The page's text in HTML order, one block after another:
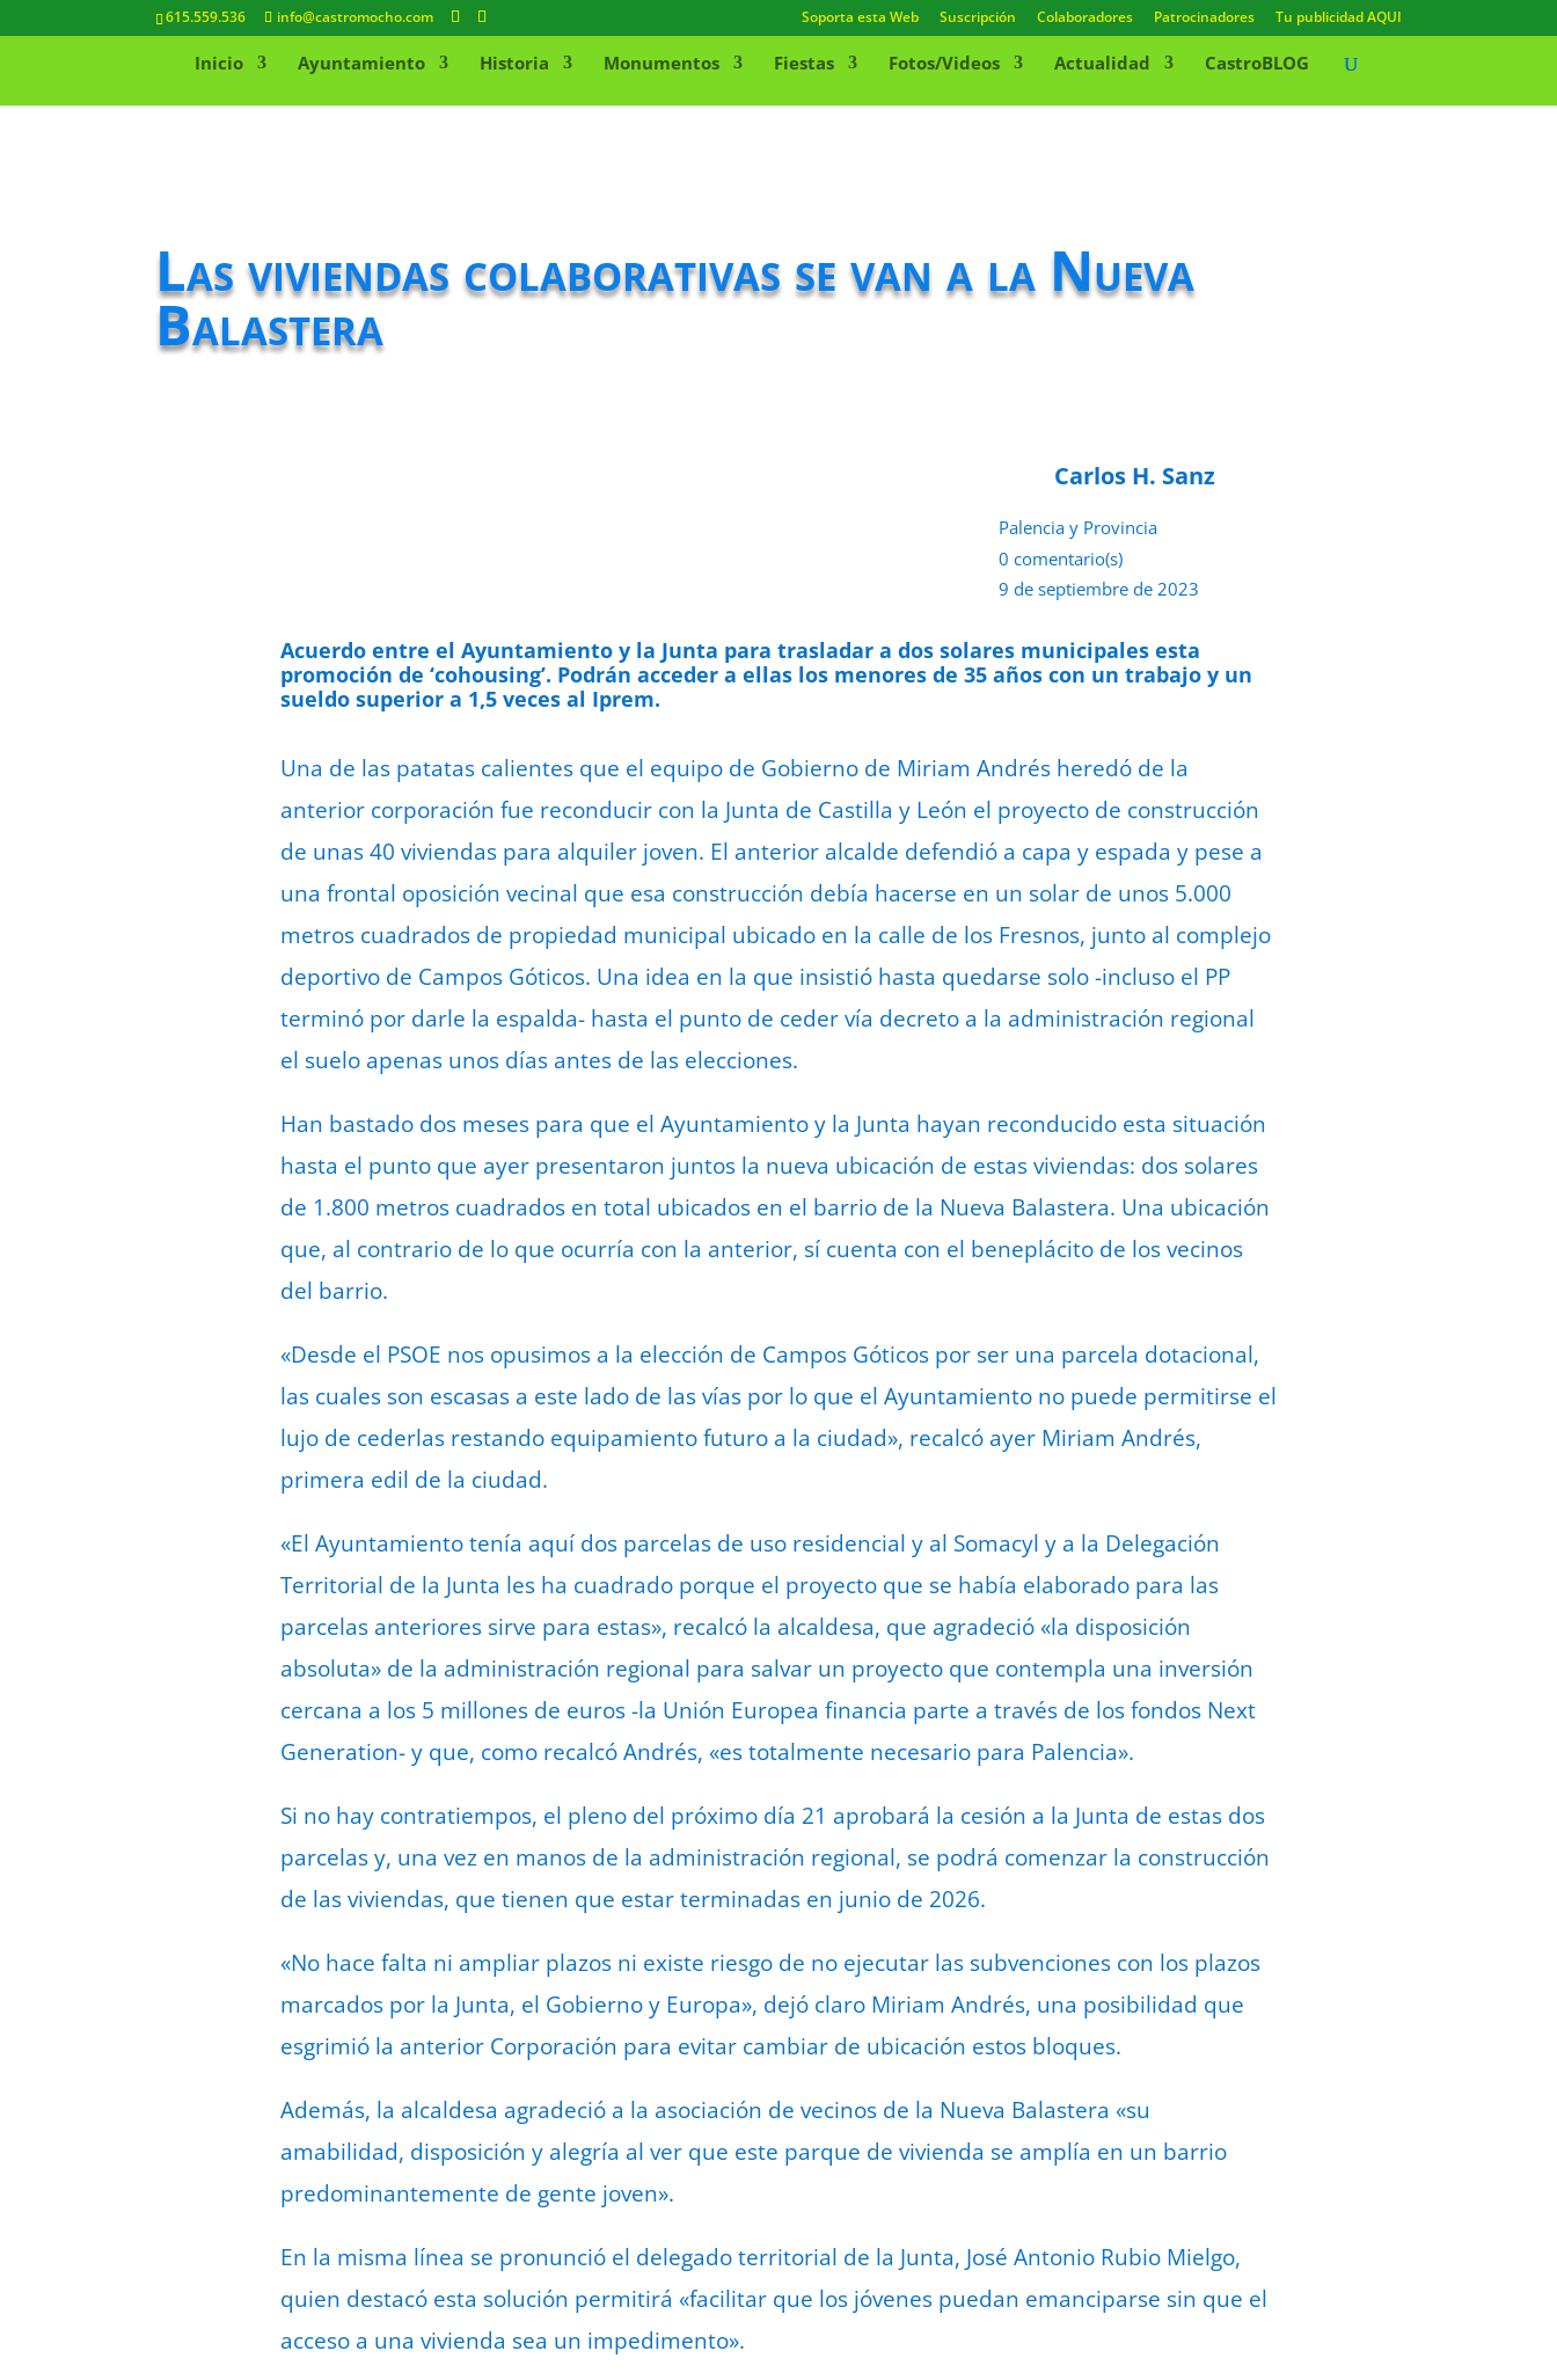
615.559.536 info@castromocho.com Soporta esta Web Suscripción Colaboradores Patrocinadores Tu publicidad AQUI
Inicio Ayuntamiento Historia Monumentos Fiestas Fotos/Videos Actualidad CastroBLOG
Las viviendas colaborativas se van a la Nueva
Balastera
Carlos H. Sanz
Palencia y Provincia
0 comentario(s)
9 de septiembre de 2023
Acuerdo entre el Ayuntamiento y la Junta para trasladar a dos solares municipales esta
promoción de ‘cohousing’. Podrán acceder a ellas los menores de 35 años con un trabajo y un
sueldo superior a 1,5 veces al Iprem.
Una de las patatas calientes que el equipo de Gobierno de Miriam Andrés heredó de la
anterior corporación fue reconducir con la Junta de Castilla y León el proyecto de construcción
de unas 40 viviendas para alquiler joven. El anterior alcalde defendió a capa y espada y pese a
una frontal oposición vecinal que esa construcción debía hacerse en un solar de unos 5.000
metros cuadrados de propiedad municipal ubicado en la calle de los Fresnos, junto al complejo
deportivo de Campos Góticos. Una idea en la que insistió hasta quedarse solo -incluso el PP
terminó por darle la espalda- hasta el punto de ceder vía decreto a la administración regional
el suelo apenas unos días antes de las elecciones.
Han bastado dos meses para que el Ayuntamiento y la Junta hayan reconducido esta situación
hasta el punto que ayer presentaron juntos la nueva ubicación de estas viviendas: dos solares
de 1.800 metros cuadrados en total ubicados en el barrio de la Nueva Balastera. Una ubicación
que, al contrario de lo que ocurría con la anterior, sí cuenta con el beneplácito de los vecinos
del barrio.
«Desde el PSOE nos opusimos a la elección de Campos Góticos por ser una parcela dotacional,
las cuales son escasas a este lado de las vías por lo que el Ayuntamiento no puede permitirse el
lujo de cederlas restando equipamiento futuro a la ciudad», recalcó ayer Miriam Andrés,
primera edil de la ciudad.
«El Ayuntamiento tenía aquí dos parcelas de uso residencial y al Somacyl y a la Delegación
Territorial de la Junta les ha cuadrado porque el proyecto que se había elaborado para las
parcelas anteriores sirve para estas», recalcó la alcaldesa, que agradeció «la disposición
absoluta» de la administración regional para salvar un proyecto que contempla una inversión
cercana a los 5 millones de euros -la Unión Europea financia parte a través de los fondos Next
Generation- y que, como recalcó Andrés, «es totalmente necesario para Palencia».
Si no hay contratiempos, el pleno del próximo día 21 aprobará la cesión a la Junta de estas dos
parcelas y, una vez en manos de la administración regional, se podrá comenzar la construcción
de las viviendas, que tienen que estar terminadas en junio de 2026.
«No hace falta ni ampliar plazos ni existe riesgo de no ejecutar las subvenciones con los plazos
marcados por la Junta, el Gobierno y Europa», dejó claro Miriam Andrés, una posibilidad que
esgrimió la anterior Corporación para evitar cambiar de ubicación estos bloques.
Además, la alcaldesa agradeció a la asociación de vecinos de la Nueva Balastera «su
amabilidad, disposición y alegría al ver que este parque de vivienda se amplía en un barrio
predominantemente de gente joven».
En la misma línea se pronunció el delegado territorial de la Junta, José Antonio Rubio Mielgo,
quien destacó esta solución permitirá «facilitar que los jóvenes puedan emanciparse sin que el
acceso a una vivienda sea un impedimento».